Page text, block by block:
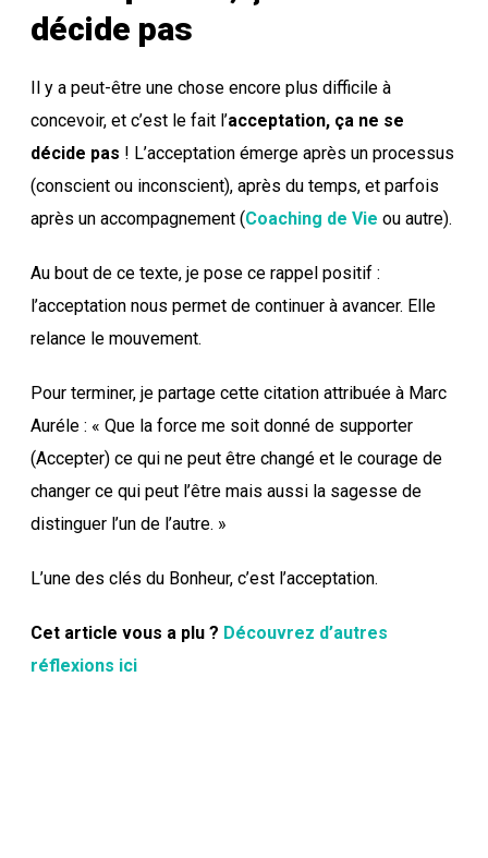
décide pas
Il y a peut-être une chose encore plus difficile à
concevoir, et c’est le fait l’acceptation, ça ne se
décide pas ! L’acceptation émerge après un processus
(conscient ou inconscient), après du temps, et parfois
après un accompagnement (Coaching de Vie ou autre).
Au bout de ce texte, je pose ce rappel positif :
l’acceptation nous permet de continuer à avancer. Elle
relance le mouvement.
Pour terminer, je partage cette citation attribuée à Marc
Auréle : « Que la force me soit donné de supporter
(Accepter) ce qui ne peut être changé et le courage de
changer ce qui peut l’être mais aussi la sagesse de
distinguer l’un de l’autre. »
L’une des clés du Bonheur, c’est l’acceptation.
Cet article vous a plu ? Découvrez d’autres
réflexions ici